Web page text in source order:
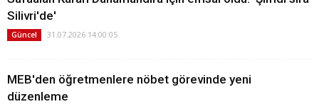
Silivri'de'
Güncel 31.07.2026 14:00:05
MEB'den öğretmenlere nöbet görevinde yeni
düzenleme